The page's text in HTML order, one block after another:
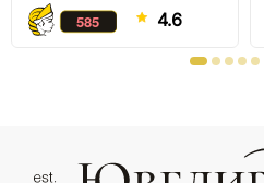
4.6